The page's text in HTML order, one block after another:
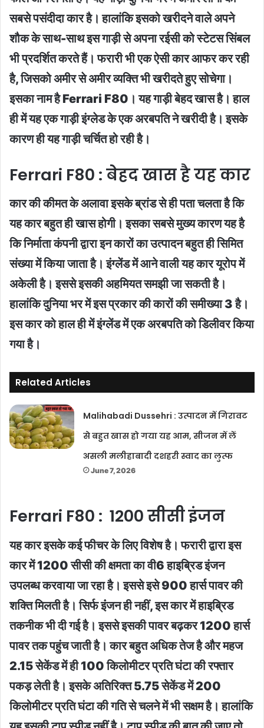
सबसे पसंदीदा कार है। हालांकि इसको खरीदने वाले अपने
शौक के साथ-साथ इस गाड़ी से अपना रईसी को स्‍टेटस सिंबल
भी प्रदर्शित करते हैं। फरारी भी एक ऐसी कार आफर कर रही
है, जिसको अमीर से अमीर व्यक्ति भी खरीदते हुए सोचेगा।
इसका नाम है Ferrari F80। यह गाड़ी बेहद खास है। हाल
ही में यह एक गाड़ी इंग्लेड के एक अरबपति ने खरीदी है। इसके
कारण ही यह गाड़ी चर्चित हो रही है।
Ferrari F80 : बेहद खास है यह कार
कार की कीमत के अलावा इसके ब्रांड से ही पता चलता है कि
यह कार बहुत ही खास होगी। इसका सबसे मुख्य कारण यह है
कि निर्माता कंपनी द्वारा इन कारों का उत्पादन बहुत ही सिमित
संख्या में किया जाता है। इंग्लेंड में आने वाली यह कार यूरोप में
अकेली है। इससे इसकी अहमियत समझी जा सकती है।
हालांकि दुनिया भर में इस प्रकार की कारों की समीख्या 3 है।
इस कार को हाल ही में इंग्लेंड में एक अरबपति को डिलीवर किया
गया है।
Related Articles
Malihabadi Dussehri : उत्पादन में गिरावट
से बहुत खास हो गया यह आम, सीजन में लें
असली मलीहाबादी दशहरी स्वाद का लुत्फ
June 7, 2026
Ferrari F80 : 1200 सीसी इंजन
यह कार इसके कई फीचर के लिए विशेष है। फरारी द्वारा इस
कार में 1200 सीसी की क्षमता का वी6 हाइब्रिड इंजन
उपलब्ध करवाया जा रहा है। इससे इसे 900 हार्स पावर की
शक्ति मिलती है। सिर्फ इंंजन ही नहीं, इस कार में हाइब्रिड
तकनीक भी दी गई है। इससे इसकी पावर बढ़कर 1200 हार्स
पावर तक पहुंच जाती है। कार बहुत अधिक तेज है और महज
2.15 सेकेंड में ही 100 किलोमीटर प्रति घंटा की रफ्तार
पकड़ लेती है। इसके अतिरिक्त 5.75 सेकेंड में 200
किलोमीटर प्रति घंटा की गति से चलने में भी सक्षम है। हालांकि